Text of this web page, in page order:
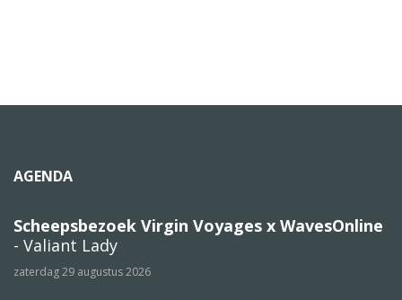
AGENDA
Scheepsbezoek Virgin Voyages x WavesOnline
- Valiant Lady
zaterdag 29 augustus 2026